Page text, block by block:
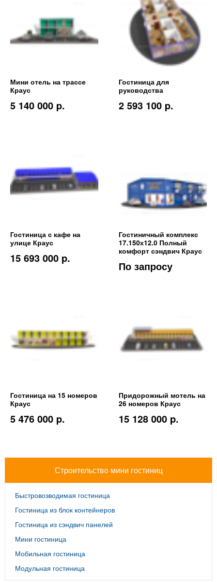
Мини отель на трассе
Краус
5 140 000 p.
Гостиница для
руководства
2 593 100 p.
Гостиница с кафе на
улице Краус
15 693 000 p.
Гостиничный комплекс
17.150х12.0 Полный
комфорт сэндвич Краус
По запросу
Гостиница на 15 номеров
Краус
5 476 000 p.
Придорожный мотель на
26 номеров Краус
15 128 000 p.
Строительство мини гостиниц
Быстровозводимая гостиница
Гостиница из блок контейнеров
Гостиница из сэндвич панелей
Мини гостиница
Мобильная гостиница
Модульная гостиница